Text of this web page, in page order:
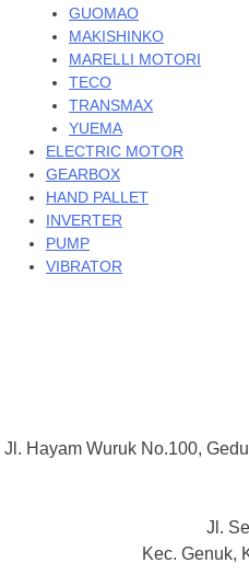
GUOMAO
MAKISHINKO
MARELLI MOTORI
TECO
TRANSMAX
YUEMA
ELECTRIC MOTOR
GEARBOX
HAND PALLET
INVERTER
PUMP
VIBRATOR
Jl. Hayam Wuruk No.100,
Jl.
Kec. Genuk,